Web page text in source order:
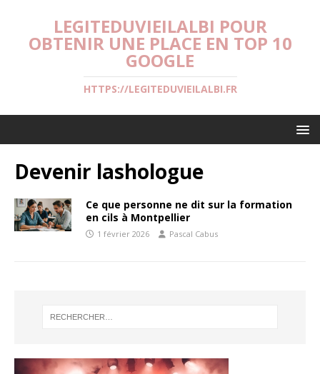
LEGITEDUVIEILALBI POUR
OBTENIR UNE PLACE EN TOP 10
GOOGLE
HTTPS://LEGITEDUVIEILALBI.FR
Devenir lashologue
Ce que personne ne dit sur la formation
en cils à Montpellier
1 février 2026 Pascal Cabus